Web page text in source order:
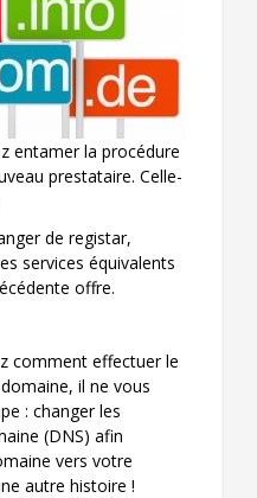
entamer la procédure
prestataire. Celle-
de registar,
services équivalents
offre.
comment effectuer le
il ne vous
: changer les
(DNS) afin
vers votre
autre histoire !